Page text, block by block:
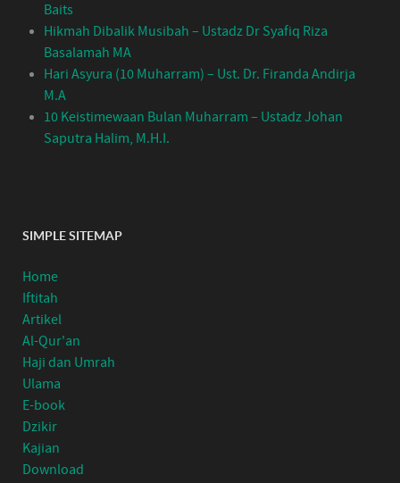
Baits
Hikmah Dibalik Musibah – Ustadz Dr Syafiq Riza
Basalamah MA
Hari Asyura (10 Muharram) – Ust. Dr. Firanda Andirja
M.A
10 Keistimewaan Bulan Muharram – Ustadz Johan
Saputra Halim, M.H.I.
SIMPLE SITEMAP
Home
Iftitah
Artikel
Al-Qur'an
Haji dan Umrah
Ulama
E-book
Dzikir
Kajian
Download